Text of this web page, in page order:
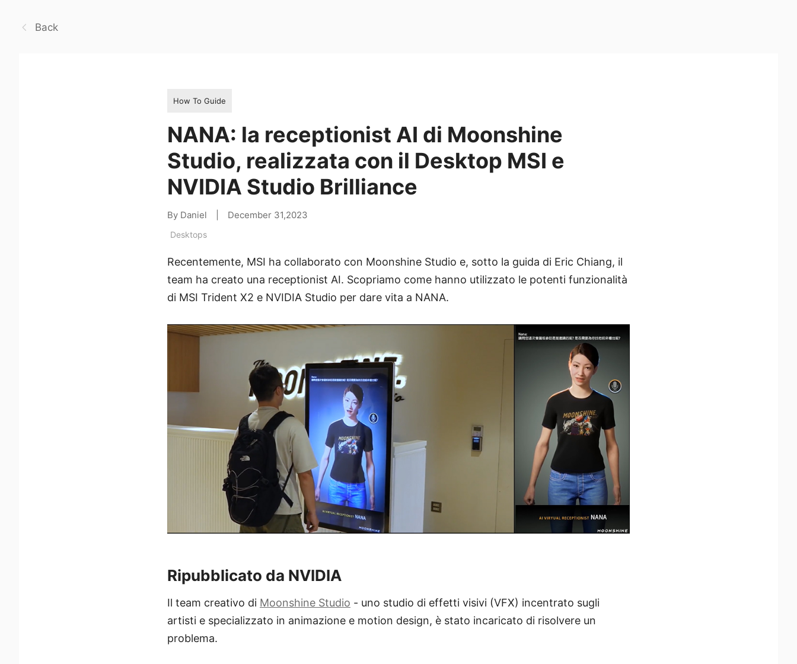
Back
How To Guide
NANA: la receptionist AI di Moonshine
Studio, realizzata con il Desktop MSI e
NVIDIA Studio Brilliance
By Daniel December 31,2023
Desktops
Recentemente, MSI ha collaborato con Moonshine Studio e, sotto la guida di Eric Chiang, il
team ha creato una receptionist AI. Scopriamo come hanno utilizzato le potenti funzionalità
di MSI Trident X2 e NVIDIA Studio per dare vita a NANA.
Ripubblicato da NVIDIA
Il team creativo di Moonshine Studio - uno studio di effetti visivi (VFX) incentrato sugli
artisti e specializzato in animazione e motion design, è stato incaricato di risolvere un
problema.